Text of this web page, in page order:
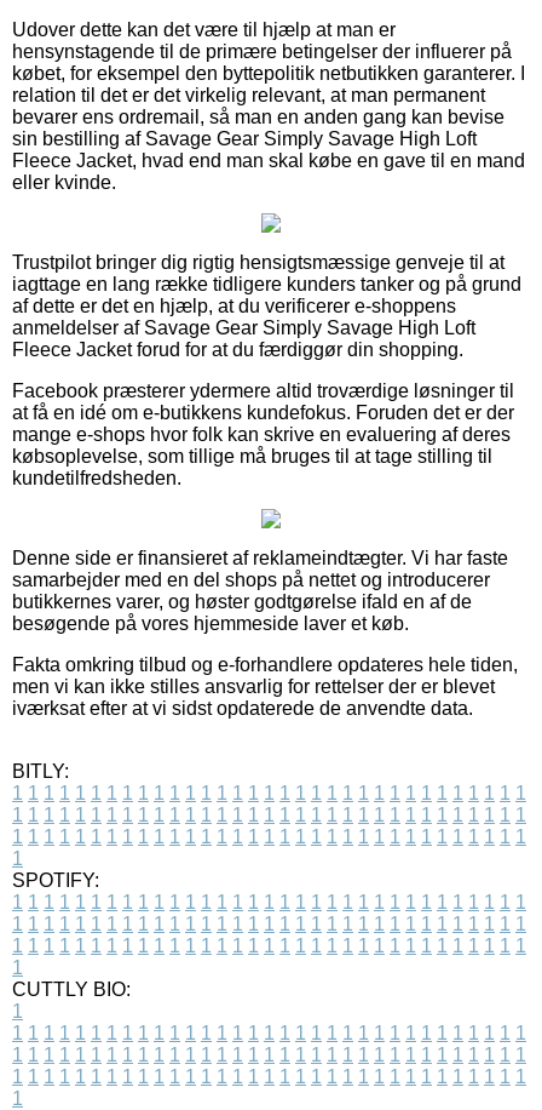
Udover dette kan det være til hjælp at man er
hensynstagende til de primære betingelser der influerer på
købet, for eksempel den byttepolitik netbutikken garanterer. I
relation til det er det virkelig relevant, at man permanent
bevarer ens ordremail, så man en anden gang kan bevise
sin bestilling af Savage Gear Simply Savage High Loft
Fleece Jacket, hvad end man skal købe en gave til en mand
eller kvinde.
Trustpilot bringer dig rigtig hensigtsmæssige genveje til at
iagttage en lang række tidligere kunders tanker og på grund
af dette er det en hjælp, at du verificerer e-shoppens
anmeldelser af Savage Gear Simply Savage High Loft
Fleece Jacket forud for at du færdiggør din shopping.
Facebook præsterer ydermere altid troværdige løsninger til
at få en idé om e-butikkens kundefokus. Foruden det er der
mange e-shops hvor folk kan skrive en evaluering af deres
købsoplevelse, som tillige må bruges til at tage stilling til
kundetilfredsheden.
Denne side er finansieret af reklameindtægter. Vi har faste
samarbejder med en del shops på nettet og introducerer
butikkernes varer, og høster godtgørelse ifald en af de
besøgende på vores hjemmeside laver et køb.
Fakta omkring tilbud og e-forhandlere opdateres hele tiden,
men vi kan ikke stilles ansvarlig for rettelser der er blevet
iværksat efter at vi sidst opdaterede de anvendte data.
BITLY:
1 1 1 1 1 1 1 1 1 1 1 1 1 1 1 1 1 1 1 1 1 1 1 1 1 1 1 1 1 1 1 1 1
1 1 1 1 1 1 1 1 1 1 1 1 1 1 1 1 1 1 1 1 1 1 1 1 1 1 1 1 1 1 1 1 1
1 1 1 1 1 1 1 1 1 1 1 1 1 1 1 1 1 1 1 1 1 1 1 1 1 1 1 1 1 1 1 1 1
1
SPOTIFY:
1 1 1 1 1 1 1 1 1 1 1 1 1 1 1 1 1 1 1 1 1 1 1 1 1 1 1 1 1 1 1 1 1
1 1 1 1 1 1 1 1 1 1 1 1 1 1 1 1 1 1 1 1 1 1 1 1 1 1 1 1 1 1 1 1 1
1 1 1 1 1 1 1 1 1 1 1 1 1 1 1 1 1 1 1 1 1 1 1 1 1 1 1 1 1 1 1 1 1
1
CUTTLY BIO:
1
1 1 1 1 1 1 1 1 1 1 1 1 1 1 1 1 1 1 1 1 1 1 1 1 1 1 1 1 1 1 1 1 1
1 1 1 1 1 1 1 1 1 1 1 1 1 1 1 1 1 1 1 1 1 1 1 1 1 1 1 1 1 1 1 1 1
1 1 1 1 1 1 1 1 1 1 1 1 1 1 1 1 1 1 1 1 1 1 1 1 1 1 1 1 1 1 1 1 1
1